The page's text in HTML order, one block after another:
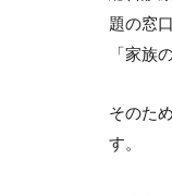
題の窓
「家族
そのた
す。